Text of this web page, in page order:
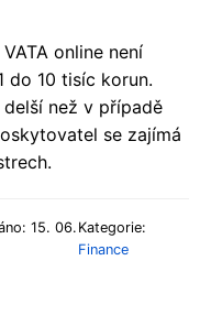
online není
do 10 tisíc korun.
než v případě
se zajímá
15. 06. Kategorie:
Finance